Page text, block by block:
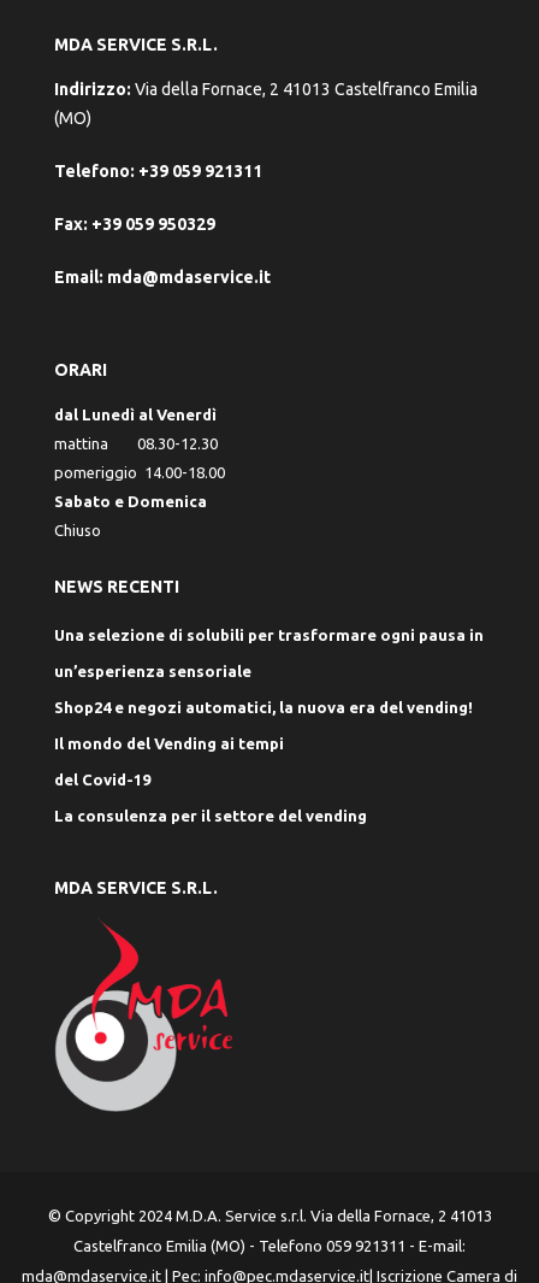
MDA SERVICE S.R.L.
Indirizzo: Via della Fornace, 2 41013 Castelfranco Emilia
(MO)
Telefono: +39 059 921311
Fax: +39 059 950329
Email: mda@mdaservice.it
ORARI
dal Lunedì al Venerdì
mattina 08.30-12.30
pomeriggio 14.00-18.00
Sabato e Domenica
Chiuso
NEWS RECENTI
Una selezione di solubili per trasformare ogni pausa in
un’esperienza sensoriale
Shop24 e negozi automatici, la nuova era del vending!
Il mondo del Vending ai tempi
del Covid-19
La consulenza per il settore del vending
MDA SERVICE S.R.L.
© Copyright 2024 M.D.A. Service s.r.l. Via della Fornace, 2 41013
Castelfranco Emilia (MO) - Telefono 059 921311 - E-mail:
mda@mdaservice.it | Pec: info@pec.mdaservice.it | Iscrizione Camera di